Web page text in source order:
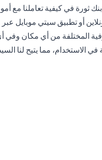
ثورة في كيفية تعاملنا مع
أو تطبيق سيتي موبايل عبر
المختلفة من أي مكان
الاستخدام، مما يتيح لنا